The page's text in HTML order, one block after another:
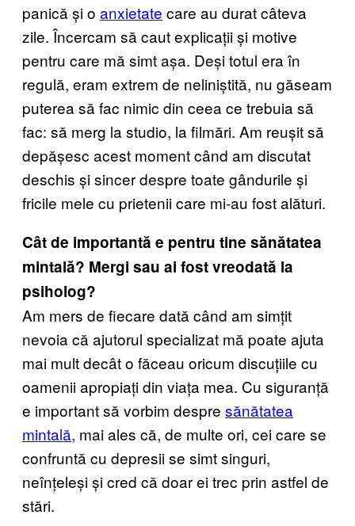
panică și o anxietate care au durat câteva
zile. Încercam să caut explicații și motive
pentru care mă simt așa. Deși totul era în
regulă, eram extrem de neliniștită, nu găseam
puterea să fac nimic din ceea ce trebuia să
fac: să merg la studio, la filmări. Am reușit să
depășesc acest moment când am discutat
deschis și sincer despre toate gândurile și
fricile mele cu prietenii care mi-au fost alături.
Cât de importantă e pentru tine sănătatea
mintală? Mergi sau ai fost vreodată la
psiholog?
Am mers de fiecare dată când am simțit
nevoia că ajutorul specializat mă poate ajuta
mai mult decât o făceau oricum discuțiile cu
oamenii apropiați din viața mea. Cu siguranță
e important să vorbim despre sănătatea
mintală, mai ales că, de multe ori, cei care se
confruntă cu depresii se simt singuri,
neînțeleși și cred că doar ei trec prin astfel de
stări.